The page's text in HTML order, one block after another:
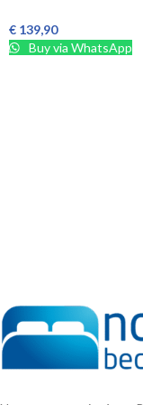
€ 139,90
Ajouter Au Panier
Buy via WhatsApp